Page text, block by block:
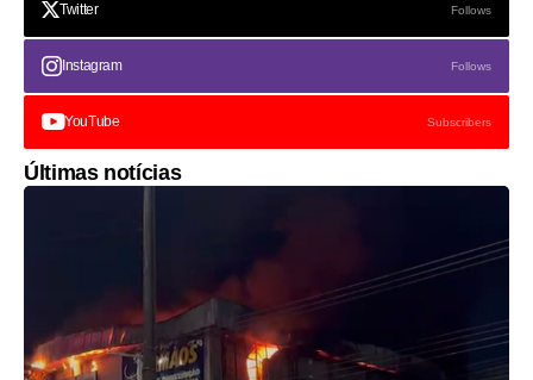
Twitter Follows
Instagram Follows
YouTube Subscribers
Últimas notícias